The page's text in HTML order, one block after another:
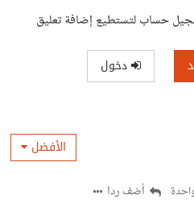
حساب لتستطيع إضافة تعليق
دخول
الأفضل
أضف ردا